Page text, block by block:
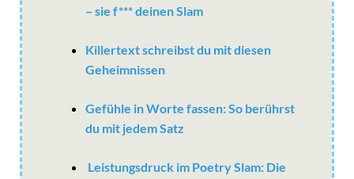
– sie f*** deinen Slam
Killertext schreibst du mit diesen
Geheimnissen
Gefühle in Worte fassen: So berührst
du mit jedem Satz
Leistungsdruck im Poetry Slam: Die